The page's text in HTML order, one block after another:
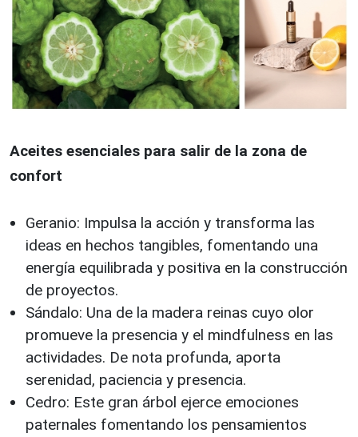
Aceites esenciales para salir de la zona de
confort
Geranio: Impulsa la acción y transforma las
ideas en hechos tangibles, fomentando una
energía equilibrada y positiva en la construcción
de proyectos.
Sándalo: Una de la madera reinas cuyo olor
promueve la presencia y el mindfulness en las
actividades. De nota profunda, aporta
serenidad, paciencia y presencia.
Cedro: Este gran árbol ejerce emociones
paternales fomentando los pensamientos